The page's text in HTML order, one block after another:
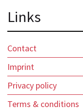
Links
Contact
Imprint
Privacy policy
Terms & conditions